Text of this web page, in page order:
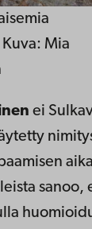
Mia
ei
sanoo,